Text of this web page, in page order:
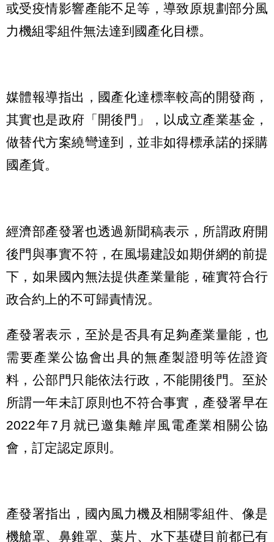
或受疫情影響產能不足等，導致原規劃部分風
力機組零組件無法達到國產化目標。
媒體報導指出，國產化達標率較高的開發商，
其實也是政府「開後門」，以成立產業基金，
做替代方案繞彎達到，並非如得標承諾的採購
國產貨。
經濟部產發署也透過新聞稿表示，所謂政府開
後門與事實不符，在風場建設如期併網的前提
下，如果國內無法提供產業量能，確實符合行
政合約上的不可歸責情況。
產發署表示，至於是否具有足夠產業量能，也
需要產業公協會出具的無產製證明等佐證資
料，公部門只能依法行政，不能開後門。至於
所謂一年未訂原則也不符合事實，產發署早在
2022年7月就已邀集離岸風電產業相關公協
會，訂定認定原則。
產發署指出，國內風力機及相關零組件、像是
機艙罩、鼻錐罩、葉片、水下基礎目前都已有